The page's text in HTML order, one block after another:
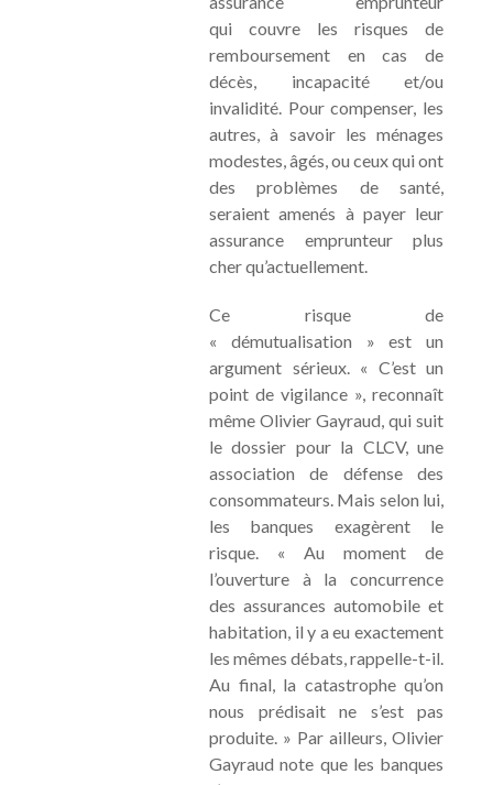
qui couvre les risques de
remboursement en cas de
décès, incapacité et/ou
invalidité. Pour compenser, les
autres, à savoir les ménages
modestes, âgés, ou ceux qui ont
des problèmes de santé,
seraient amenés à payer leur
assurance emprunteur plus
cher qu’actuellement.
Ce risque de
« démutualisation » est un
argument sérieux. « C’est un
point de vigilance », reconnaît
même Olivier Gayraud, qui suit
le dossier pour la CLCV, une
association de défense des
consommateurs. Mais selon lui,
les banques exagèrent le
risque. « Au moment de
l’ouverture à la concurrence
des assurances automobile et
habitation, il y a eu exactement
les mêmes débats, rappelle-t-il.
Au final, la catastrophe qu’on
nous prédisait ne s’est pas
produite. » Par ailleurs, Olivier
Gayraud note que les banques